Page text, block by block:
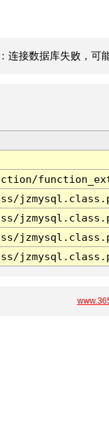
连接数据库失败，可